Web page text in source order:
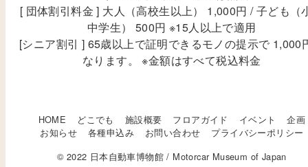
[ 団体割引料金 ] 大人（高校生以上） 1,000円 / 子ども（
中学生） 500円 ※15人以上で適用
[シニア割引 ] 65歳以上で証明できるモノの提示で 1,000
なります。 ※金額はすべて税込料金
HOME どこでも 施設概要 フロアガイド イベント
企画
お知らせ
各種申込み お問い合わせ
プライバシーポリシー
© 2022 日本自動車博物館 / Motorcar Museum of Japan